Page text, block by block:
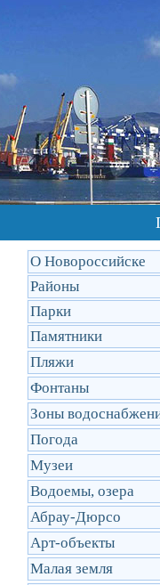
О Новороссийске
Районы
Парки
Памятники
Пляжи
Фонтаны
Зоны
Погода
Музеи
Водоемы, озера
Абрау-Дюрсо
Арт-объекты
Малая земля